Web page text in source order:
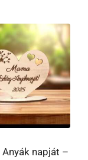
napját –